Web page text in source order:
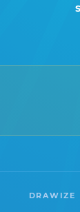
DRAWIZE